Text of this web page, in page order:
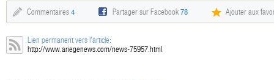
Commentaires 4 Partager sur Facebook78 Ajouter aux
Lien permanent vers l'article:
http://www.ariegenews.com/news-75957.html